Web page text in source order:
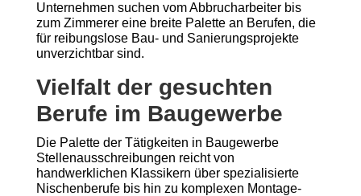
Unternehmen suchen vom Abbrucharbeiter bis
zum Zimmerer eine breite Palette an Berufen, die
für reibungslose Bau- und Sanierungsprojekte
unverzichtbar sind.
Vielfalt der gesuchten
Berufe im Baugewerbe
Die Palette der Tätigkeiten in Baugewerbe
Stellenausschreibungen reicht von
handwerklichen Klassikern über spezialisierte
Nischenberufe bis hin zu komplexen Montage-